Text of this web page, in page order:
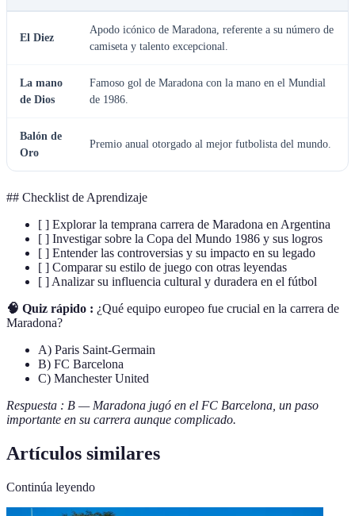
El Diez
Apodo icónico de Maradona, referente a su número de
camiseta y talento excepcional.
La mano
de Dios
Famoso gol de Maradona con la mano en el Mundial
de 1986.
Balón de
Oro
Premio anual otorgado al mejor futbolista del mundo.
## Checklist de Aprendizaje
[ ] Explorar la temprana carrera de Maradona en Argentina
[ ] Investigar sobre la Copa del Mundo 1986 y sus logros
[ ] Entender las controversias y su impacto en su legado
[ ] Comparar su estilo de juego con otras leyendas
[ ] Analizar su influencia cultural y duradera en el fútbol
🧠 Quiz rápido : ¿Qué equipo europeo fue crucial en la carrera de
Maradona?
A) Paris Saint-Germain
B) FC Barcelona
C) Manchester United
Respuesta : B — Maradona jugó en el FC Barcelona, un paso
importante en su carrera aunque complicado.
Artículos similares
Continúa leyendo